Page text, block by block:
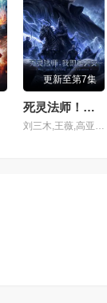
更新至第7集
死灵法师！我即是天灾动漫版
刘三木,王薇,高亚亚,夜叉,北炎,张恩泽,林帽帽